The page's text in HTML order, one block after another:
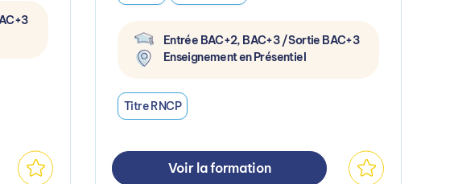
Entrée BAC+2, BAC+3 / Sortie BAC+3
Enseignement en Présentiel
Titre RNCP
Voir la formation